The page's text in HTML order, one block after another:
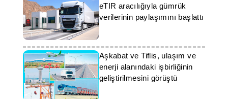
eTIR aracılığıyla gümrük
verilerinin paylaşımını başlattı
Aşkabat ve Tiflis, ulaşım ve
enerji alanındaki işbirliğinin
geliştirilmesini görüştü